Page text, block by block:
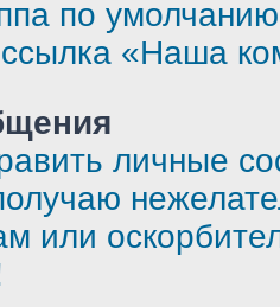
по
ссылка «Наша
личные
или